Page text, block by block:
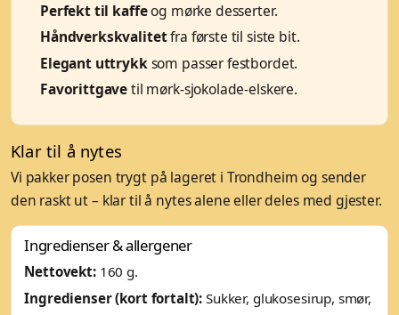
Perfekt til kaffeog mørke desserter.
Håndverkskvalitetfra første til siste bit.
Elegant uttrykksom passer festbordet.
Favorittgavetil mørk-sjokolade-elskere.
Klar til å nytes
Vi pakker posen trygt på lageret i Trondheim og sender
den raskt ut – klar til å nytes alene eller deles med gjester.
Ingredienser & allergener
Nettovekt:160 g.
Ingredienser (kort fortalt): Sukker, glukosesirup, smør,